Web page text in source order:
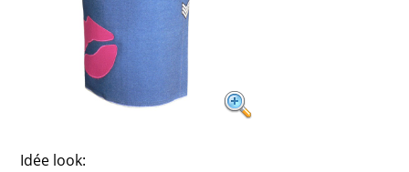
Idée look: